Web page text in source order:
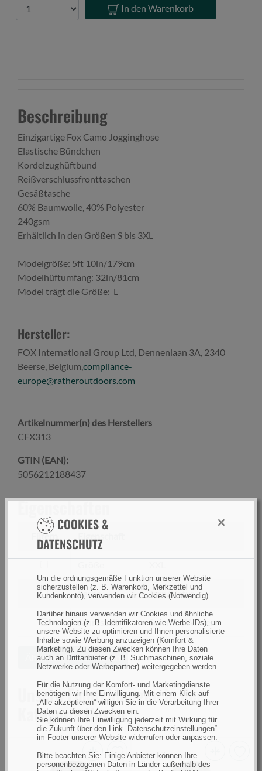
COOKIES &
DATENSCHUTZ
×
Um die ordnungsgemäße Funktion unserer Website
sicherzustellen (z. B. Warenkorb, Merkzettel und
Kundenkonto), verwenden wir Cookies (Notwendig).
Darüber hinaus verwenden wir Cookies und ähnliche
Technologien (z. B. Identifikatoren wie Werbe-IDs), um
unsere Website zu optimieren und Ihnen personalisierte
Inhalte sowie Werbung anzuzeigen (Komfort &
Marketing). Zu diesen Zwecken können Ihre Daten
auch an Drittanbieter (z. B. Suchmaschinen, soziale
Netzwerke oder Werbepartner) weitergegeben werden.
Für die Nutzung der Komfort- und Marketingdienste
benötigen wir Ihre Einwilligung. Mit einem Klick auf
„Alle akzeptieren“ willigen Sie in die Verarbeitung Ihrer
Daten zu diesen Zwecken ein.
Sie können Ihre Einwilligung jederzeit mit Wirkung für
die Zukunft über den Link „Datenschutzeinstellungen“
im Footer unserer Website widerrufen oder anpassen.
Bitte beachten Sie: Einige Anbieter können Ihre
personenbezogenen Daten in Länder außerhalb des
In den Warenkorb
Beschreibung
Einzigartige Fox Camo Jogginghose
Elastische Bündchen
Kordelzughüftbund
Reißverschlussfronttaschen
Gesäßtasche
60% Baumwolle, 40% Polyester
240gsm
Erhältlich in den Größen S bis 3XL
Modelgröße: 5ft 10in/179cm
Modelhüftumfang: 32in/81cm
Model trägt die Größe: L
Hersteller:
FOX International Group Ltd, Dennenlaan 3A, 2340
Beerse, Belgium, compliance-
europe@ratheroutdoors.com
Artikelnummer(n) des Herstellers
CFX313
GTIN (EAN):
5056212188437
Eigenschaften
Filtern
nach
Größe
filtern
Farbe
Farbe Tarn/Natur
filtern
nach
Jahreszeit
Jahreszeit Sommer, Winter
Ähnliche Artikel suchen
Unsere Empfehlungen in der
Kategorie Hosen
Pinewood Pinewood